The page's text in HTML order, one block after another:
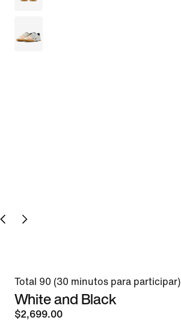
Total 90 (30 minutos para participar)
White and Black
$2,699.00